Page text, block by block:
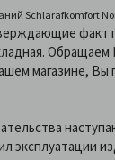
Schlarafkomfort
факт
магазине, Вы
эксплуатации